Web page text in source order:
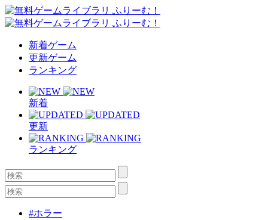
新着ゲーム
更新ゲーム
ランキング
新着
更新
ランキング
#ホラー